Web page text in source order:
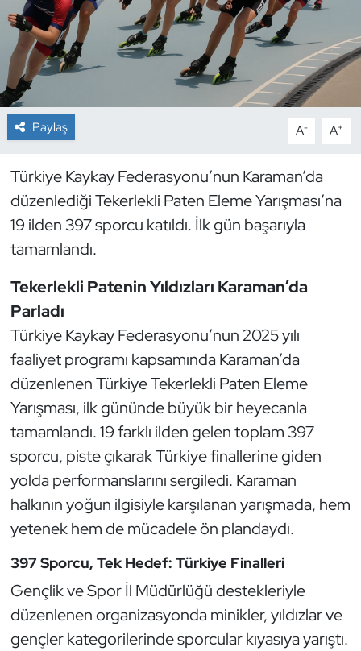
Paylaş A- A+
Türkiye Kaykay Federasyonu’nun Karaman’da
düzenlediği Tekerlekli Paten Eleme Yarışması’na
19 ilden 397 sporcu katıldı. İlk gün başarıyla
tamamlandı.
Tekerlekli Patenin Yıldızları Karaman’da
Parladı
Türkiye Kaykay Federasyonu’nun 2025 yılı
faaliyet programı kapsamında Karaman’da
düzenlenen Türkiye Tekerlekli Paten Eleme
Yarışması, ilk gününde büyük bir heyecanla
tamamlandı. 19 farklı ilden gelen toplam 397
sporcu, piste çıkarak Türkiye finallerine giden
yolda performanslarını sergiledi. Karaman
halkının yoğun ilgisiyle karşılanan yarışmada, hem
yetenek hem de mücadele ön plandaydı.
397 Sporcu, Tek Hedef: Türkiye Finalleri
Gençlik ve Spor İl Müdürlüğü destekleriyle
düzenlenen organizasyonda minikler, yıldızlar ve
gençler kategorilerinde sporcular kıyasıya yarıştı.
Cimnastik
Curling
Dans Sporları
Dövüş Sanatı
E-Spor
Eskrim
Futbol
Futsal
Genel
Güreş
Halter
Hentbol
İşitme Engelli Sporcular